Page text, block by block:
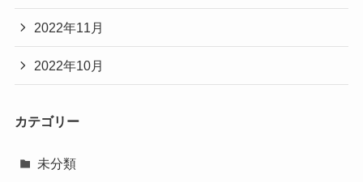
2022年11月
2022年10月
カテゴリー
未分類